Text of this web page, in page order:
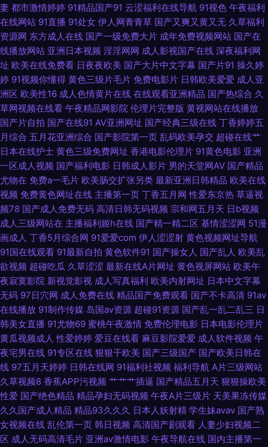
产伊是大成人 国产福利合集99 91vv视频在线观看 超碰福利导航 成人涩在线
国产91传媒在线观看 婷婷五月天色婷 欧美亚色色片 日本老湿机啪啪视频 欧
美少女性交 国产传媒在线91 91麻豆久久 男人天堂网手机版 欧美性处女精品
欧州专区 人妻丝袜色图 五月美眉被操 一级片欧美 影音先锋av无码 91白丝秘
日韩一二三AV 一本久久高清 影音先锋色情av 亚洲欧洲综合日韩精品
91Ncom在线 91色鸡免费游戏入口 91视频首页入口在线观看 91猫先生在线
91精品伊人超碰 91破解官网免费 91国产人妖 91插视频 91在线精品视频观看
91黄色入口 精品国产二区三区三州 91看片婬黄大片网址 女优大全91n a片网
站ww 丝瓜视频草莓视频污 抖阴在线免费看 伊人开心网221 欧美丝袜熟女一
区 俺来也123 婷婷色成人资源 91综合视频在线观看 另类vv 91探花视频在线
更新 91豆花视频社区入口 老湿机导航 97人人干 无码永久免费 东京热福利导
航 一区一区一去二级 精品成人红杏 91免费在线视频 欧美瑟瑟 91视频9999
另类老女人 91次元黄色 欧美片1区 www46国产 日韩精品网站 97成人视频
在线 手机av福利 俺去射官网 亚洲热A朋友的妈妈 九九re视频在线观看 91剧
场 色97干 国产后入av 91Nav中文字幕 国产另类人妖网址 91v91cn 久久一
妻 都市激情婷婷 91精品国产91 云涩福利在线导航 91视色 午夜福利
在线网站 91直播 91处女 伊人网青青草 国产又爽又黄又无 久草福利
资源网 东方成人在线 国产一级免费大片 成年免费视频网站 国产在
线播放网站 亚洲日本视频 淫淫网网 成人影视国产在线 深夜福利网
址 欧美在线免费看 日夜夜欧美 国产大片中文字幕 国产片91 操久婷
婷 91视频你懂得 黄色三级片毛片 免费电影片 日韩欧美爱爱 成人亚
洲区 欧美性16 成人色情黄片在线 在线观看亚洲精品 国产热综合 久
草网视频在线看 午夜精品网影院 伦理片完整版 黄视网站在线播放
国产片自拍 国产在线91 AV亚洲网址 国产经典三级在线 丁香婷婷五
月综合 五月花亚洲综合 国产影院第一页 乱码欧美孕交 超碰在线艹
日本在线护士 黄色三级免费网址 香港电影伦理片 91黄色电影 亚洲
一区成人视频 国产福利电影 日韩成人影片 男的天堂网AV 国产精品
尤物在 免费a一毛片 欧美肠交扩张另类 最新亚洲日韩精品 欧美在线
视频 免费黄色网址在线 主播第一页 丁香五月网 性爱东京热 草逼视
频78 国产成人免费无码 高清日韩无码视频 宗和网五月天 日b视频
成人三级网站在 主播福利姬h在线 国产精一精二区 基情涩涩网 51漫
画成人 丁香5月综合网 91爱爱com 伊人涩涩射 黄色视频网址导航
91国在线观看 91最新自拍 黄色软件91 国产操女人 国产乱人 欧美乱
欲视频 超碰吃瓜 久草涩涩 最新在线A片网址 黄色视屏网站 欧美午
夜寂寞影院 新视觉影视 成人写真福利 欧美内射网址 日本中文字幕
无码 97日穴网 成人免费在线 精品国产免费观看 国产不卡高清 91av
在线播放 91制作传媒 岛国av资源 超碰91资源 国产乱一乱二乱三 日
韩美女直播 91尤物69 蜜桃午夜激情 免费伦理电影 日本电影伦理片
黄瓜视频成人 性爱婷婷 爱豆在线看 麻豆影院爱爱 成人软件视频 午
夜宅男在线 91专区在线 狠狠干欧美 国产三级国产 国产欧美日韩在
线 97五月天婷婷 日韩在线网 91福利社视频 福利导航 A片三级网站
久草视频8 香蕉APP污视频 艹艹艹插逼 国产精品五月天 狠狠操欧美
性爱 国产绝色精品 精品孕妇无码视频 午夜A片三级片 天美果冻传媒
久久国产成人精品 精品93久久久 日本人妖射精 学生妹avav 国产熟
女视频在线 乱伦第一页 韩日视频 高清国产剧观看 人妻少妇视频二
区 成人无码高清毛片 亚洲av激情电影 午夜导航在线 国内主播第一